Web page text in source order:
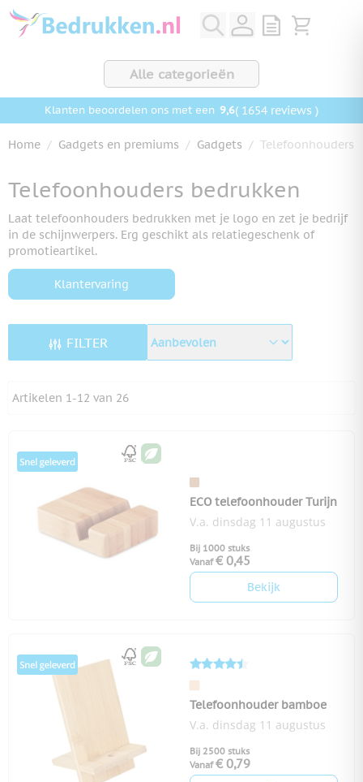
Ga naar de inhoud
View quote,
Bekijk
Alle categorieën
Klanten beoordelen ons met een 9,6( 1654 reviews )
Home / Gadgets en premiums / Gadgets / Telefoonhouders
Telefoonhouders bedrukken
Laat telefoonhouders bedrukken met je logo en zet je bedrijf
in de schijnwerpers. Erg geschikt als relatiegeschenk of
promotieartikel.
Klantervaring
FILTER
Artikelen 1-12 van 26
ECO telefoonhouder Turijn
V.a. dinsdag 11 augustus
Bij 1000 stuks
Vanaf € 0,45
Bekijk
Telefoonhouder bamboe
V.a. dinsdag 11 augustus
Bij 2500 stuks
Vanaf € 0,79